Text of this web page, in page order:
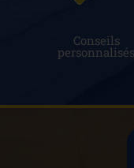
Conseils
personnalisés